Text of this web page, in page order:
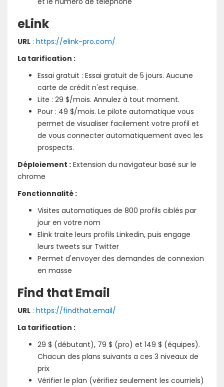
eLink
URL : https://elink-pro.com/
La tarification :
Essai gratuit : Essai gratuit de 5 jours. Aucune
carte de crédit n'est requise.
Lite : 29 $/mois. Annulez à tout moment.
Pour : 49 $/mois. Le pilote automatique vous
permet de visualiser facilement votre profil et
de vous connecter automatiquement avec les
prospects.
Déploiement : Extension du navigateur basé sur le
chrome
Fonctionnalité :
Visites automatiques de 800 profils ciblés par
jour en votre nom
Elink traite leurs profils Linkedin, puis engage
leurs tweets sur Twitter
Permet d'envoyer des demandes de connexion
en masse
Find that Email
URL : https://findthat.email/
La tarification :
29 $ (débutant), 79 $ (pro) et 149 $ (équipes).
Chacun des plans suivants a ces 3 niveaux de
prix
Vérifier le plan (vérifiez seulement les courriels)